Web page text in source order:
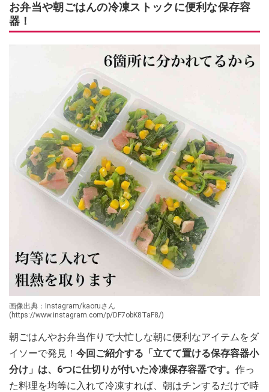
お弁当や朝ごはんの冷凍ストックに便利な保存容
器！
画像出典：Instagram/kaoruさん
(https://www.instagram.com/p/DF7obK8TaF8/)
朝ごはんやお弁当作りで大忙しな朝に便利なアイテムをダ
イソーで発見！ 今回ご紹介する「立てて置ける保存容器小
分け」は、6つに仕切りが付いた冷凍保存容器です。 作っ
た料理を均等に入れて冷凍すれば、朝はチンするだけで時